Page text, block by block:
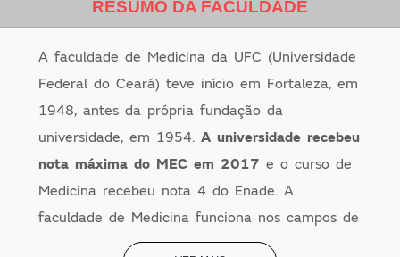
RESUMO DA FACULDADE
A faculdade de Medicina da UFC (Universidade
Federal do Ceará) teve início em Fortaleza, em
1948, antes da própria fundação da
universidade, em 1954.A universidade recebeu
nota máxima do MEC em 2017 e o curso de
Medicina recebeu nota 4 do Enade. A
faculdade de Medicina funciona nos campos de
Fortaleza, capital do Estado e em Sobral, no